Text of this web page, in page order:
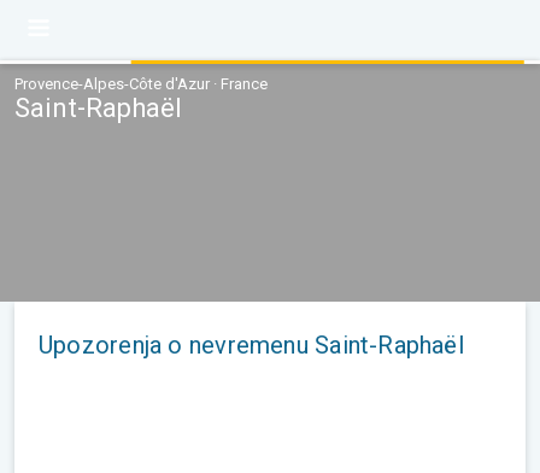
Provence-Alpes-Côte d'Azur · France
Saint-Raphaël
Upozorenja o nevremenu Saint-Raphaël